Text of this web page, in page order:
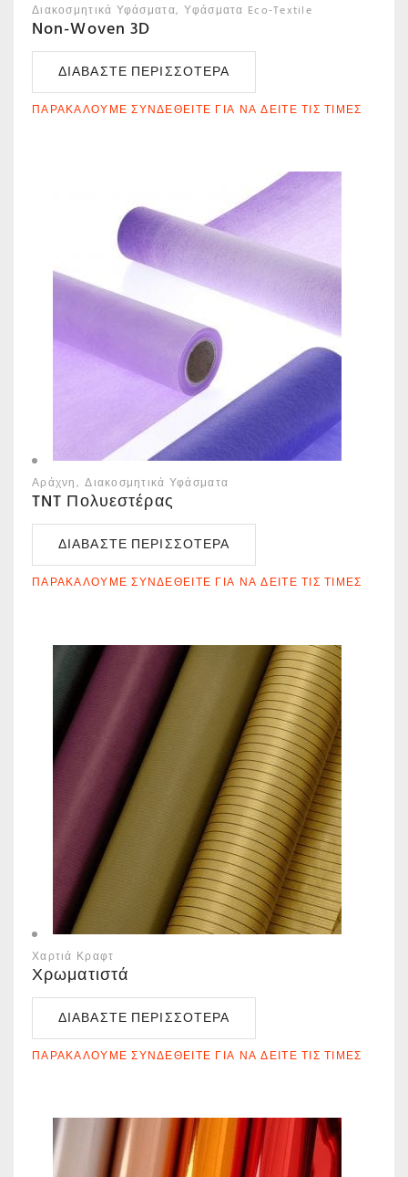
Διακοσμητικά Υφάσματα Υφάσματα Eco-Textile
Non-Woven 3D
ΔΙΑΒΆΣΤΕ ΠΕΡΙΣΣΌΤΕΡΑ
ΠΑΡΑΚΑΛΟΎΜΕ ΣΥΝΔΕΘΕΊΤΕ ΓΙΑ ΝΑ ΔΕΊΤΕ ΤΙΣ ΤΙΜΈΣ
Αράχνη Διακοσμητικά Υφάσματα
TNT Πολυεστέρας
ΔΙΑΒΆΣΤΕ ΠΕΡΙΣΣΌΤΕΡΑ
ΠΑΡΑΚΑΛΟΎΜΕ ΣΥΝΔΕΘΕΊΤΕ ΓΙΑ ΝΑ ΔΕΊΤΕ ΤΙΣ ΤΙΜΈΣ
Χαρτιά Κραφτ
Χρωματιστά
ΔΙΑΒΆΣΤΕ ΠΕΡΙΣΣΌΤΕΡΑ
ΠΑΡΑΚΑΛΟΎΜΕ ΣΥΝΔΕΘΕΊΤΕ ΓΙΑ ΝΑ ΔΕΊΤΕ ΤΙΣ ΤΙΜΈΣ